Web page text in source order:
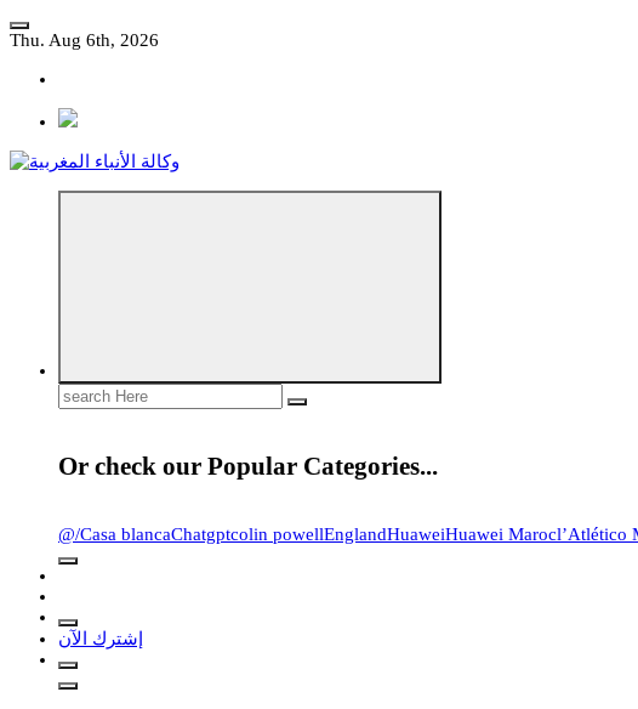
Skip
to
Thu. Aug 6th, 2026
Search
for:
Or check our Popular Categories...
@/Casa blancaChatgptcolin powellEnglandHuaweiHuawei Marocl’Atlético
إشترك الآن